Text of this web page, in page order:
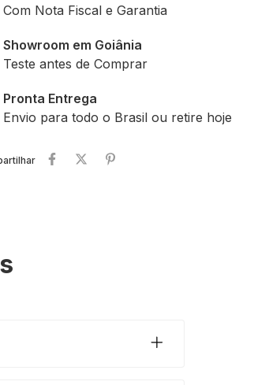
Com Nota Fiscal e Garantia
Showroom em Goiânia
Teste antes de Comprar
Pronta Entrega
Envio para todo o Brasil ou retire hoje